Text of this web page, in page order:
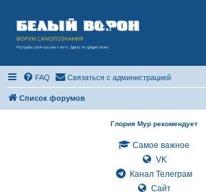
FAQ Связаться с администрацией
Список форумов
Глория Мур рекомендует
Самое важное
VK
Канал Телеграм
Сайт